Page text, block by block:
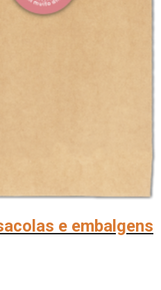
e embalgens